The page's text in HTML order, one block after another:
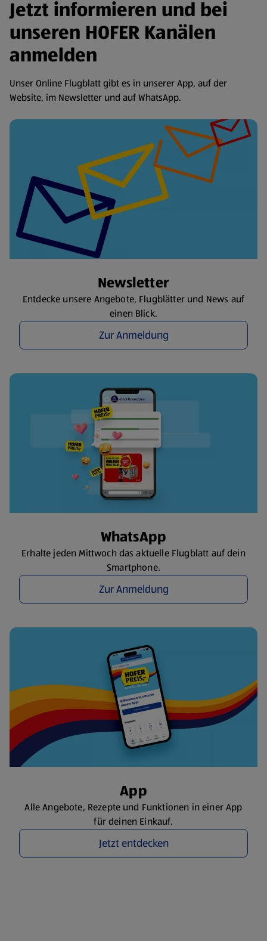
Jetzt informieren und bei
unseren HOFER Kanälen
anmelden
Unser Online Flugblatt gibt es in unserer App, auf der
Website, im Newsletter und auf WhatsApp.
Newsletter
Entdecke unsere Angebote, Flugblätter und News auf
einen Blick.
Zur Anmeldung
WhatsApp
Erhalte jeden Mittwoch das aktuelle Flugblatt auf dein
Smartphone.
Zur Anmeldung
App
Alle Angebote, Rezepte und Funktionen in einer App
für deinen Einkauf.
Jetzt entdecken